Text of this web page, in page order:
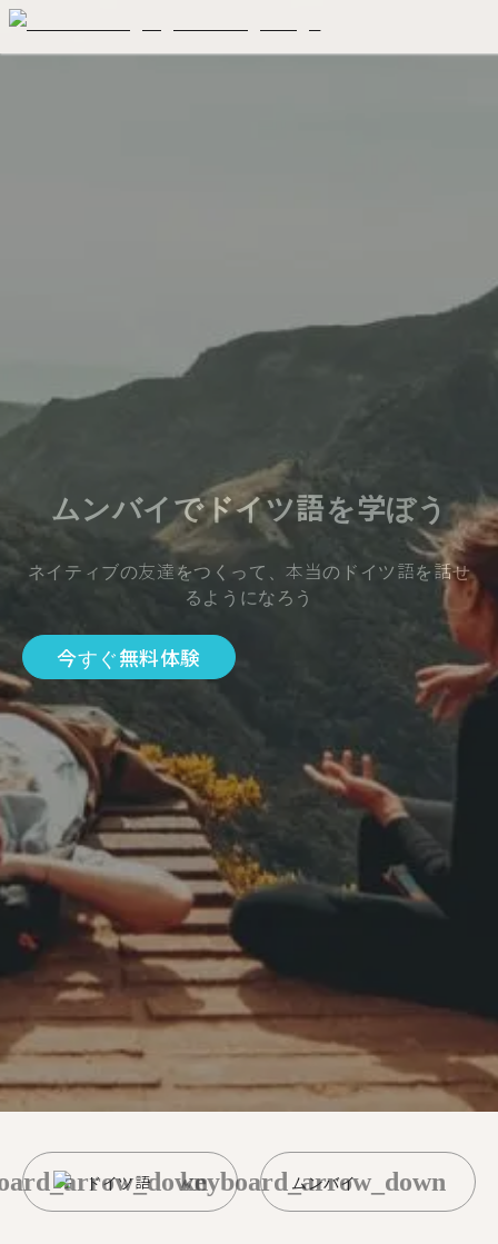
ムンバイでドイツ語を学ぼう
ネイティブの友達をつくって、本当のドイツ語を話せ
るようになろう
今すぐ無料体験
ドイツ語 ムンバイ
keyboard_arrow_down